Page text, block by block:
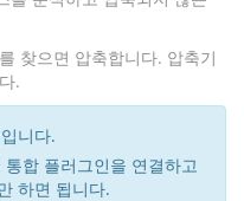
찾으면 압축합니다. 압축기
.
니다.
합 플러그인을 연결하고
하면 됩니다.